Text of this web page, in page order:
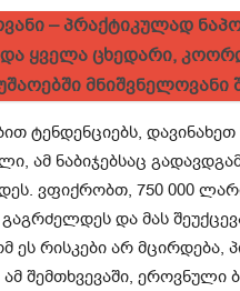
– პრაქტიკულად
ყველა ცხედარი,
ტენდენციებს,
ამ ნაბიჯებსაც
ვფიქრობთ, 750 000
და მას
ეს რისკები არ მცირდება,
ამ შემთხვევაში,